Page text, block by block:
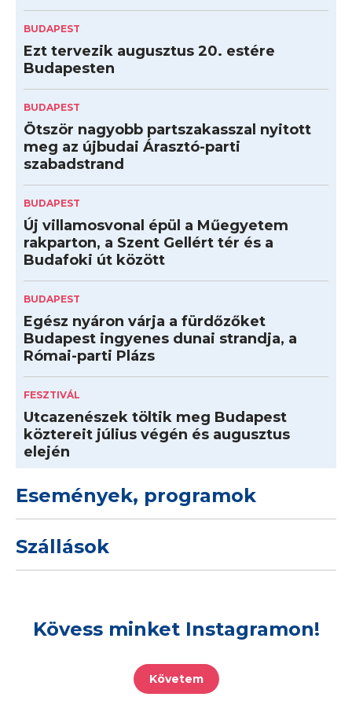
BUDAPEST
Ezt tervezik augusztus 20. estére
Budapesten
BUDAPEST
Ötször nagyobb partszakasszal nyitott
meg az újbudai Árasztó-parti
szabadstrand
BUDAPEST
Új villamosvonal épül a Műegyetem
rakparton, a Szent Gellért tér és a
Budafoki út között
BUDAPEST
Egész nyáron várja a fürdőzőket
Budapest ingyenes dunai strandja, a
Római-parti Plázs
FESZTIVÁL
Utcazenészek töltik meg Budapest
köztereit július végén és augusztus
elején
Események, programok
Szállások
Kövess minket Instagramon!
Követem